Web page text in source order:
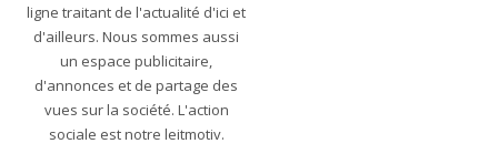
ligne traitant de l'actualité d'ici et
d'ailleurs. Nous sommes aussi
un espace publicitaire,
d'annonces et de partage des
vues sur la société. L'action
sociale est notre leitmotiv.